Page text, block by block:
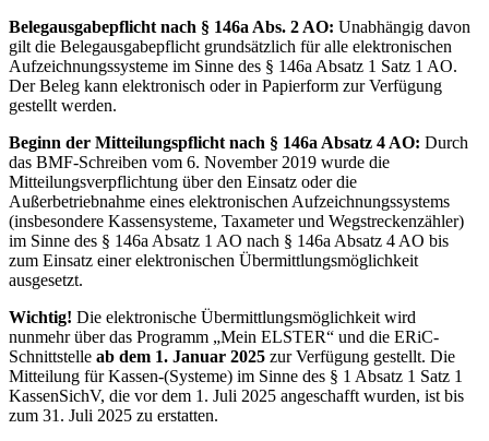
Belegausgabepflicht nach § 146a Abs. 2 AO: Unabhängig davon
gilt die Belegausgabepflicht grundsätzlich für alle elektronischen
Aufzeichnungssysteme im Sinne des § 146a Absatz 1 Satz 1 AO.
Der Beleg kann elektronisch oder in Papierform zur Verfügung
gestellt werden.
Beginn der Mitteilungspflicht nach § 146a Absatz 4 AO: Durch
das BMF-Schreiben vom 6. November 2019 wurde die
Mitteilungsverpflichtung über den Einsatz oder die
Außerbetriebnahme eines elektronischen Aufzeichnungssystems
(insbesondere Kassensysteme, Taxameter und Wegstreckenzähler)
im Sinne des § 146a Absatz 1 AO nach § 146a Absatz 4 AO bis
zum Einsatz einer elektronischen Übermittlungsmöglichkeit
ausgesetzt.
Wichtig! Die elektronische Übermittlungsmöglichkeit wird
nunmehr über das Programm „Mein ELSTER“ und die ERiC-
Schnittstelle ab dem 1. Januar 2025 zur Verfügung gestellt. Die
Mitteilung für Kassen-(Systeme) im Sinne des § 1 Absatz 1 Satz 1
KassenSichV, die vor dem 1. Juli 2025 angeschafft wurden, ist bis
zum 31. Juli 2025 zu erstatten.